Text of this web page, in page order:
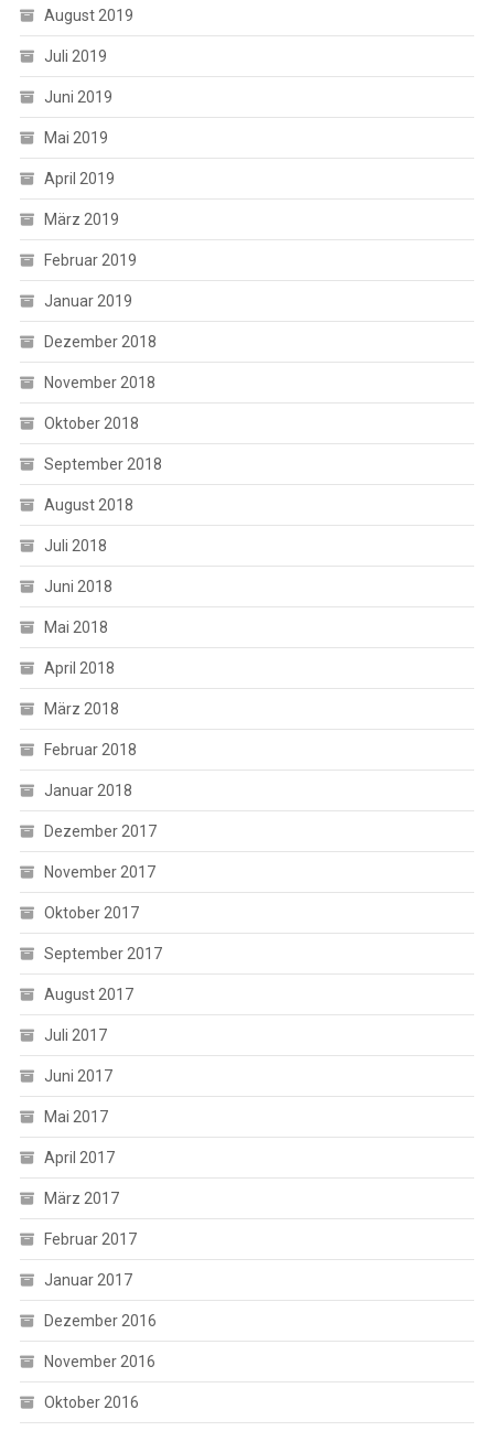
August 2019
Juli 2019
Juni 2019
Mai 2019
April 2019
März 2019
Februar 2019
Januar 2019
Dezember 2018
November 2018
Oktober 2018
September 2018
August 2018
Juli 2018
Juni 2018
Mai 2018
April 2018
März 2018
Februar 2018
Januar 2018
Dezember 2017
November 2017
Oktober 2017
September 2017
August 2017
Juli 2017
Juni 2017
Mai 2017
April 2017
März 2017
Februar 2017
Januar 2017
Dezember 2016
November 2016
Oktober 2016